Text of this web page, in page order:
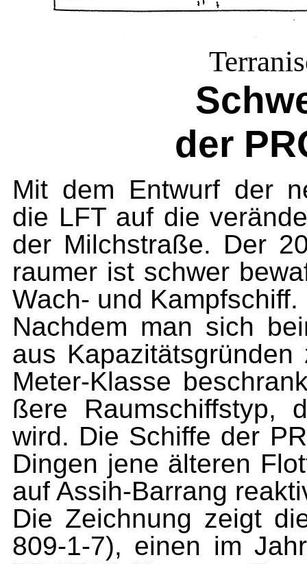
der
Mit dem Entwurf der
die LFTauf die
der Milchstraße. Der
raumer ist schwer
Wach- und Kampfschiff.
Nachdem man sich
aus
Meter-Klasse
ßere Raumschiffstyp,
wird. Die Schiffe der
Dingen jene älteren
auf Assih-Barrang
Die Zeichnung zeigt
809-1-7), einen im